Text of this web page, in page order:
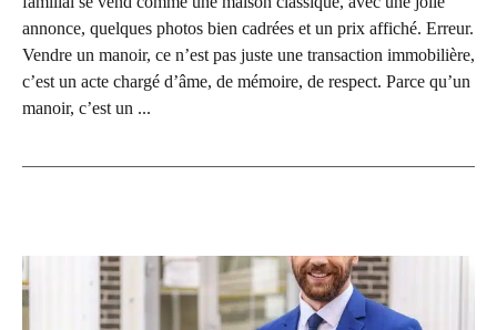
annonce, quelques photos bien cadrées et un prix affiché. Erreur.
Vendre un manoir, ce n’est pas juste une transaction immobilière,
c’est un acte chargé d’âme, de mémoire, de respect. Parce qu’un
manoir, c’est un ...